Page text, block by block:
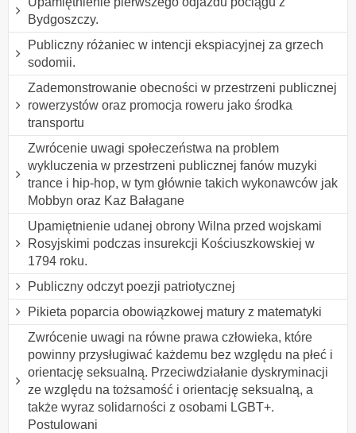
Bydgoszczy.
Publiczny różaniec w intencji ekspiacyjnej za grzech
sodomii.
Zademonstrowanie obecności w przestrzeni publicznej
rowerzystów oraz promocja roweru jako środka
transportu
Zwrócenie uwagi społeczeństwa na problem
wykluczenia w przestrzeni publicznej fanów muzyki
trance i hip-hop, w tym głównie takich wykonawców jak
Mobbyn oraz Kaz Bałagane
Upamiętnienie udanej obrony Wilna przed wojskami
Rosyjskimi podczas insurekcji Kościuszkowskiej w
1794 roku.
Publiczny odczyt poezji patriotycznej
Pikieta poparcia obowiązkowej matury z matematyki
Zwrócenie uwagi na równe prawa człowieka, które
powinny przysługiwać każdemu bez względu na płeć i
orientację seksualną. Przeciwdziałanie dyskryminacji
ze względu na tożsamość i orientację seksualną, a
także wyraz solidarności z osobami LGBT+.
Postulowani